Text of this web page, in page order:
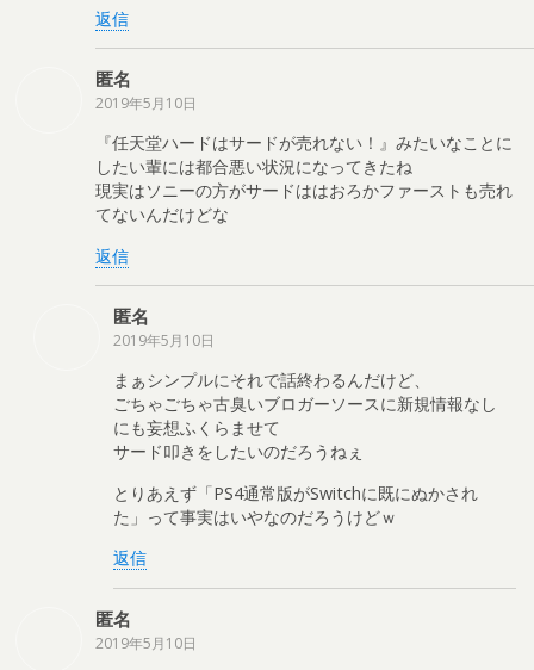
返信
匿名
2019年5月10日
『任天堂ハードはサードが売れない！』みたいなことに
したい輩には都合悪い状況になってきたね
現実はソニーの方がサードははおろかファーストも売れ
てないんだけどな
返信
匿名
2019年5月10日
まぁシンプルにそれで話終わるんだけど、
ごちゃごちゃ古臭いブロガーソースに新規情報なし
にも妄想ふくらませて
サード叩きをしたいのだろうねぇ
とりあえず「PS4通常版がSwitchに既にぬかされ
た」って事実はいやなのだろうけどｗ
返信
匿名
2019年5月10日